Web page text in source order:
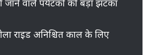
जाने वाले पर्यटकों को बड़ा झटका
राइड अनिश्चित काल के लिए